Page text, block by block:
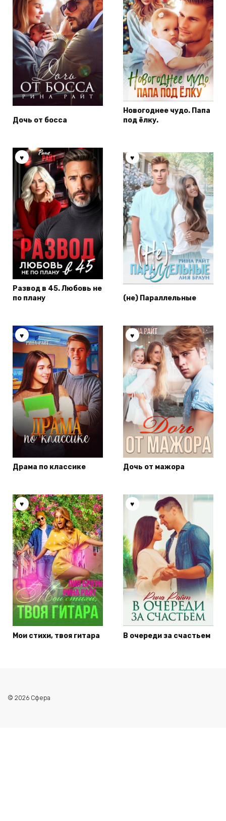
Дочь от босса
Новогоднее чудо. Папа
под ёлку.
Развод в 45. Любовь не
по плану
(не) Параллельные
Драма по классике Дочь от мажора
Мои стихи, твоя гитара В очереди за счастьем
© 2026 Сфера